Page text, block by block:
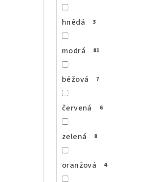
hnědá 3
modrá 81
béžová 7
červená 6
zelená 8
oranžová 4